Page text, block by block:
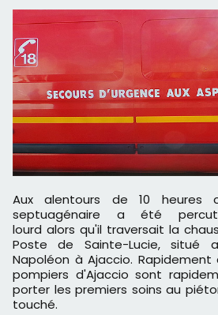
Aux alentours de 10 heures ce jeudi matin, un
septuagénaire a été
lourd alors qu'il traversait la
Poste de Sainte-Lucie, situé
Napoléon à Ajaccio.
pompiers d'Ajaccio sont
porter les premiers soins au
touché.